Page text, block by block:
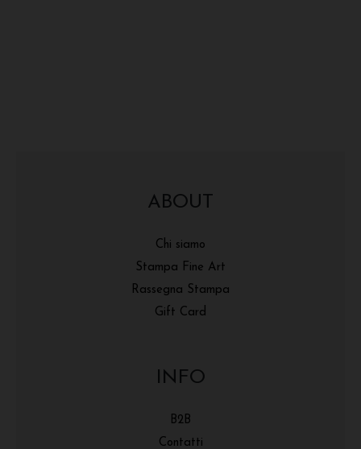
ABOUT
Chi siamo
Stampa Fine Art
Rassegna Stampa
Gift Card
INFO
B2B
Contatti